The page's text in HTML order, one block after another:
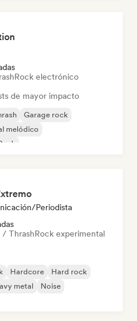
Rock electrónico
de mayor impacto
Garage rock
melódico
Periodista
/ ThrashRock experimental
Hardcore
Hard rock
metal
Noise